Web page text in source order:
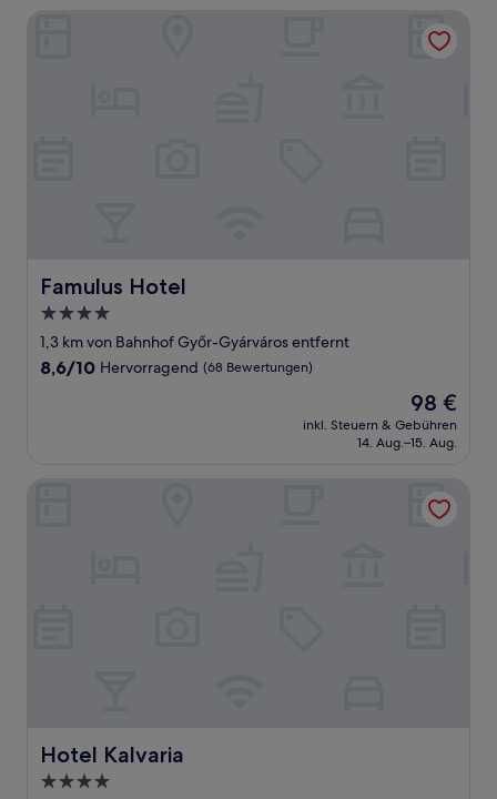
Famulus Hotel
Famulus Hotel
4.0-
Sterne-
Unterkunft
1,3 km von Bahnhof Győr-Gyárváros entfernt
8.6
8,6/10 Hervorragend (68 Bewertungen)
Der
Preis
beträgt
98 €
inkl. Steuern & Gebühren
14. Aug.–15. Aug.
Hotel Kalvaria
Hotel Kalvaria
4.0-